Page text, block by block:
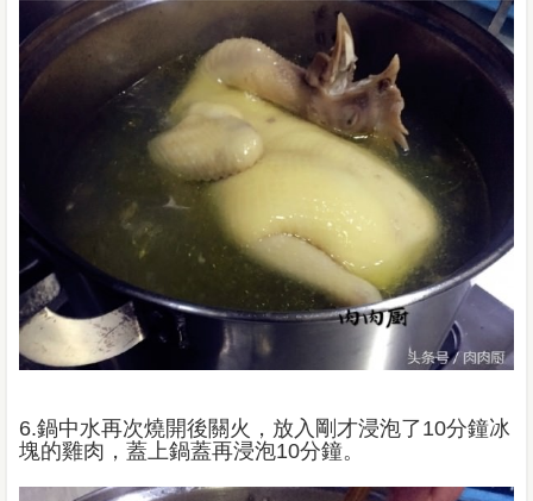
6.鍋中水再次燒開後關火，放入剛才浸泡了10分鐘冰
塊的雞肉，蓋上鍋蓋再浸泡10分鐘。